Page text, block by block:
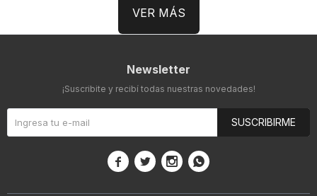
VER MÁS
Newsletter
¡Suscribite y recibí todas nuestras novedades!
SUSCRIBIRME
   